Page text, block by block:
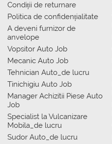
Condiții de returnare
Politica de confidențialitate
A deveni furnizor de
anvelope
Vopsitor Auto Job
Mecanic Auto Job
Tehnician Auto_de lucru
Tinichigiu Auto Job
Manager Achizitii Piese Auto
Job
Specialist la Vulcanizare
Mobila_de lucru
Sudor Auto_de lucru